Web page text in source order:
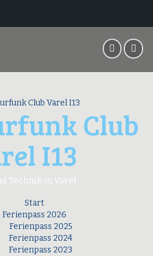
Club
I13
Technik in Varel
Start
Ferienpass 2026
Ferienpass 2025
Ferienpass 2024
Ferienpass 2023